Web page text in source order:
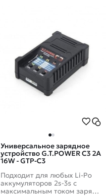
Универсальное зарядное
устройство G.T.POWER C3 2A
16W - GTP-C3
Подходит для любых Li-Po
аккумуляторов 2s-3s с
максимальным током заряда